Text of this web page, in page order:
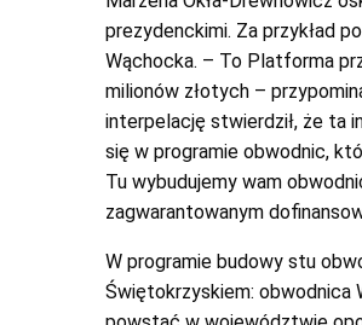
prezydenckimi. Za przykład
Wąchocka. – To Platforma
milionów złotych –
interpelację stwierdził, że ta
się w programie obwodnic,
Tu wybudujemy wam
zagwarantowanym
W programie budowy stu
Świętokrzyskiem: obwodnica